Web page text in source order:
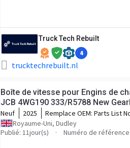
Truck Tech Rebuilt
4
trucktechrebuilt.nl
Boîte de vitesse pour Engins de
JCB 4WG190 333/R5788 New
Neuf 2025 Remplace OEM: Parts List
4657024152 Customers Part
333/R5788 Serial No.
Royaume-Uni, Dudley
Publié: 11jour(s)
Numéro de référence